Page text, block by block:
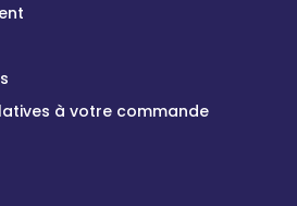
à votre commande